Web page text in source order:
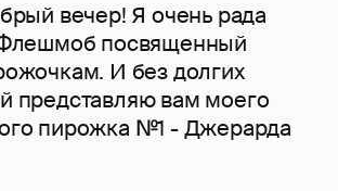
вечер! Я очень рада
посвященный
И без долгих
представляю вам моего
пирожка №1 - Джерарда